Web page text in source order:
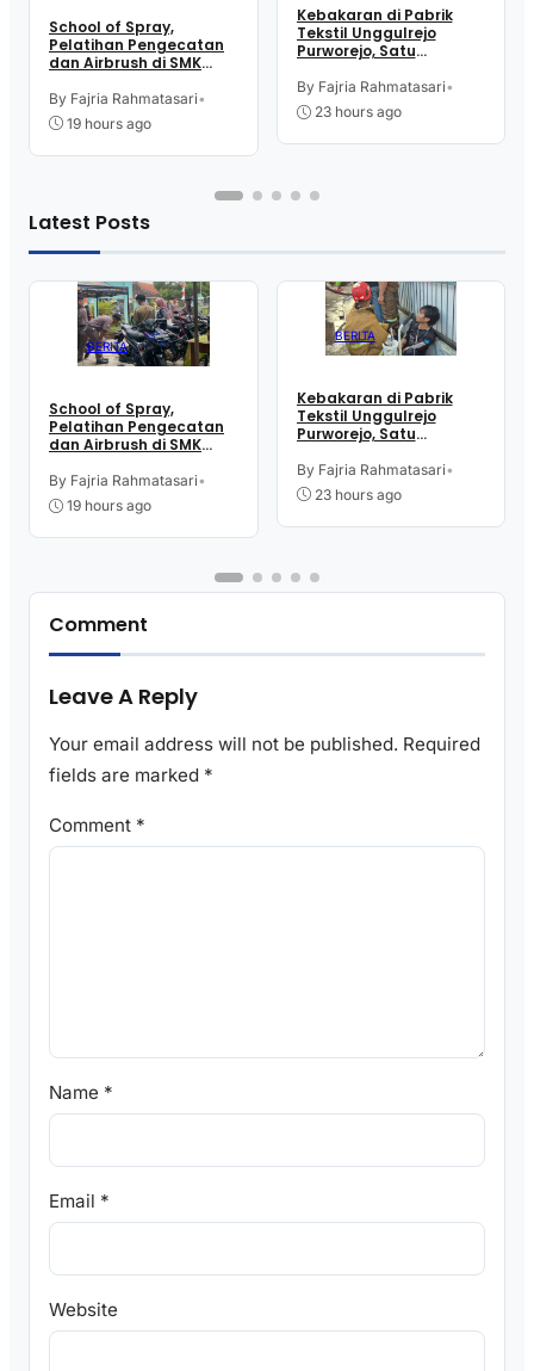
School of Spray,
Pelatihan Pengecatan
dan Airbrush di SMK
Kutoarjo
By Fajria Rahmatasari•
19 hours ago
Kebakaran di Pabrik
Tekstil Unggulrejo
Purworejo, Satu
Tulang, Petugas
Damkar Sesak Nafas
By Fajria Rahmatasari•
23 hours ago
Latest Posts
BERITA
School of Spray,
Pelatihan Pengecatan
dan Airbrush di SMK
Kutoarjo
By Fajria Rahmatasari•
19 hours ago
BERITA
Kebakaran di Pabrik
Tekstil Unggulrejo
Purworejo, Satu
Tulang, Petugas
Damkar Sesak Nafas
By Fajria Rahmatasari•
23 hours ago
Comment
Leave A Reply
Your email address will not be published. Required
fields are marked *
Comment *
Name *
Email *
Website